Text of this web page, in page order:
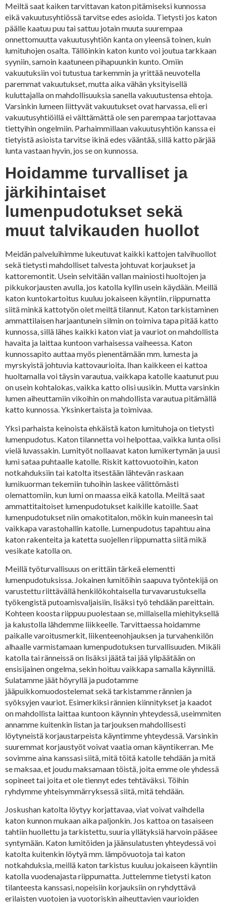
Meiltä saat kaiken tarvittavan katon pitämiseksi kunnossa
eikä vakuutusyhtiössä tarvitse edes asioida. Tietysti jos katon
päälle kaatuu puu tai sattuu jotain muuta suurempaa
onnettomuutta vakuutusyhtiön kanta on yleensä toinen, kuin
lumituhojen osalta. Tällöinkin katon kunto voi joutua tarkkaan
syyniin, samoin kaatuneen pihapuunkin kunto. Omiin
vakuutuksiin voi tutustua tarkemmin ja yrittää neuvotella
paremmat vakuutukset, mutta aika vähän yksityisellä
kuluttajalla on mahdollisuuksia sanella vakuutustensa ehtoja.
Varsinkin lumeen liittyvät vakuutukset ovat harvassa, eli eri
vakuutusyhtiöillä ei välttämättä ole sen parempaa tarjottavaa
tiettyihin ongelmiin. Parhaimmillaan vakuutusyhtiön kanssa ei
tietyistä asioista tarvitse ikinä edes vääntää, sillä katto pärjää
lunta vastaan hyvin, jos se on kunnossa.
Hoidamme turvalliset ja
järkihintaiset
lumenpudotukset sekä
muut talvikauden huollot
Meidän palveluihimme lukeutuvat kaikki kattojen talvihuollot
sekä tietysti mahdolliset talvesta johtuvat korjaukset ja
kattoremontit. Usein selvitään vallan mainiosti huoltojen ja
pikkukorjausten avulla, jos katolla kyllin usein käydään. Meillä
katon kuntokartoitus kuuluu jokaiseen käyntiin, riippumatta
siitä minkä kattotyön olet meiltä tilannut. Katon tarkistaminen
ammattilaisen harjaantunein silmin on toimiva tapa pitää katto
kunnossa, sillä lähes kaikki katon viat ja vauriot on mahdollista
havaita ja laittaa kuntoon varhaisessa vaiheessa. Katon
kunnossapito auttaa myös pienentämään mm. lumesta ja
myrskyistä johtuvia kattovaurioita. Ihan kaikkeen ei kattoa
huoltamalla voi täysin varautua, vaikkapa katolle kaatunut puu
on usein kohtalokas, vaikka katto olisi uusikin. Mutta varsinkin
lumen aiheuttamiin vikoihin on mahdollista varautua pitämällä
katto kunnossa. Yksinkertaista ja toimivaa.
Yksi parhaista keinoista ehkäistä katon lumituhoja on tietysti
lumenpudotus. Katon tilannetta voi helpottaa, vaikka lunta olisi
vielä luvassakin. Lumityöt nollaavat katon lumikertymän ja uusi
lumi sataa puhtaalle katolle. Riskit kattovuotoihin, katon
notkahduksiin tai katolta itsestään lähtevän raskaan
lumikuorman tekemiin tuhoihin laskee välittömästi
olemattomiin, kun lumi on maassa eikä katolla. Meiltä saat
ammattitaitoiset lumenpudotukset kaikille katoille. Saat
lumenpudotukset niin omakotitalon, mökin kuin maneesin tai
vaikkapa varastohallin katolle. Lumenpudotus tapahtuu aina
katon rakenteita ja katetta suojellen riippumatta siitä mikä
vesikate katolla on.
Meillä työturvallisuus on erittäin tärkeä elementti
lumenpudotuksissa. Jokainen lumitöihin saapuva työntekijä on
varustettu riittävällä henkilökohtaisella turvavarustuksella
työkengistä putoamisvaljaisiin, lisäksi työ tehdään pareittain.
Kohteen koosta riippuu puolestaan se, millaisella miehityksellä
ja kalustolla lähdemme liikkeelle. Tarvittaessa hoidamme
paikalle varoitusmerkit, liikenteenohjauksen ja turvahenkilön
alhaalle varmistamaan lumenpudotuksen turvallisuuden. Mikäli
katolla tai ränneissä on lisäksi jäätä tai jää ylipäätään on
ensisijainen ongelma, sekin hoituu vaikkapa samalla käynnillä.
Sulatamme jäät höyryllä ja pudotamme
jääpuikkomuodostelemat sekä tarkistamme rännien ja
syöksyjen vauriot. Esimerkiksi rännien kiinnitykset ja kaadot
on mahdollista laittaa kuntoon käynnin yhteydessä, useimmiten
annamme kuitenkin listan ja tarjouksen mahdollisesti
löytyneistä korjaustarpeista käyntimme yhteydessä. Varsinkin
suuremmat korjaustyöt voivat vaatia oman käyntikerran. Me
sovimme aina kanssasi siitä, mitä töitä katolle tehdään ja mitä
se maksaa, et joudu maksamaan töistä, joita emme ole yhdessä
sopineet tai joita et ole tiennyt edes tehtäväksi. Töihin
ryhdymme yhteisymmärryksessä siitä, mitä tehdään.
Joskushan katolta löytyy korjattavaa, viat voivat vaihdella
katon kunnon mukaan aika paljonkin. Jos kattoa on tasaiseen
tahtiin huollettu ja tarkistettu, suuria yllätyksiä harvoin pääsee
syntymään. Katon lumitöiden ja jäänsulatusten yhteydessä voi
katolta kuitenkin löytyä mm. lämpövuotoja tai katon
notkahduksia, meillä katon tarkistus kuuluu jokaiseen käyntiin
katolla vuodenajasta riippumatta. Juttelemme tietysti katon
tilanteesta kanssasi, nopeisiin korjauksiin on ryhdyttävä
erilaisten vuotojen ja vuotoriskin aiheuttavien vaurioiden